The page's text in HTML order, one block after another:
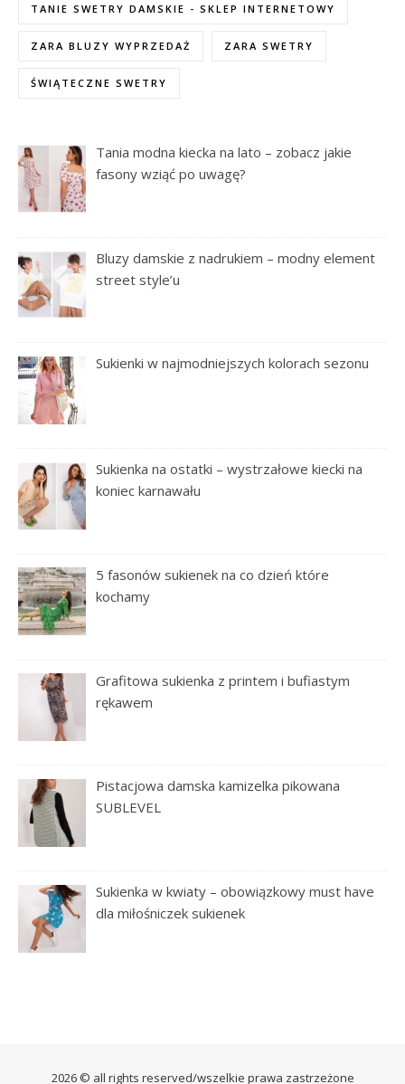
TANIE SWETRY DAMSKIE - SKLEP INTERNETOWY
ZARA BLUZY WYPRZEDAŻ ZARA SWETRY
ŚWIĄTECZNE SWETRY
Tania modna kiecka na lato – zobacz jakie
fasony wziąć po uwagę?
Bluzy damskie z nadrukiem – modny element
street style’u
Sukienki w najmodniejszych kolorach sezonu
Sukienka na ostatki – wystrzałowe kiecki na
koniec karnawału
5 fasonów sukienek na co dzień które
kochamy
Grafitowa sukienka z printem i bufiastym
rękawem
Pistacjowa damska kamizelka pikowana
SUBLEVEL
Sukienka w kwiaty – obowiązkowy must have
dla miłośniczek sukienek
2026 © all rights reserved/wszelkie prawa zastrzeżone